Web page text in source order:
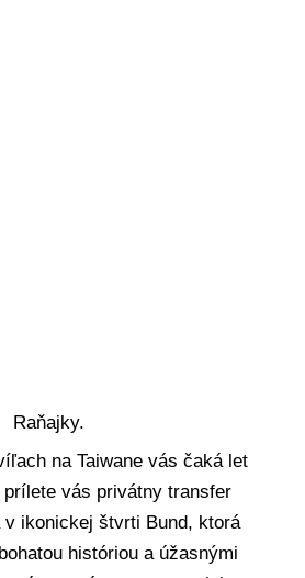
Raňajky.
na Taiwane vás čaká let
prílete vás privátny transfer
v ikonickej štvrti Bund, ktorá
históriou a úžasnými